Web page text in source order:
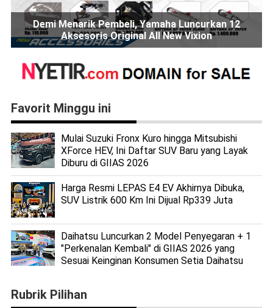
Demi Menarik Pembeli, Yamaha Luncurkan 12
Aksesoris Original All New Vixion
Favorit Minggu ini
Mulai Suzuki Fronx Kuro hingga Mitsubishi
XForce HEV, Ini Daftar SUV Baru yang Layak
Diburu di GIIAS 2026
Harga Resmi LEPAS E4 EV Akhirnya Dibuka,
SUV Listrik 600 Km Ini Dijual Rp339 Juta
Daihatsu Luncurkan 2 Model Penyegaran + 1
"Perkenalan Kembali" di GIIAS 2026 yang
Sesuai Keinginan Konsumen Setia Daihatsu
Rubrik Pilihan